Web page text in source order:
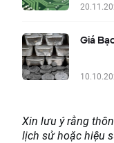
Giá
Xin lưu ý rằng
lịch sử hoặc hiệu